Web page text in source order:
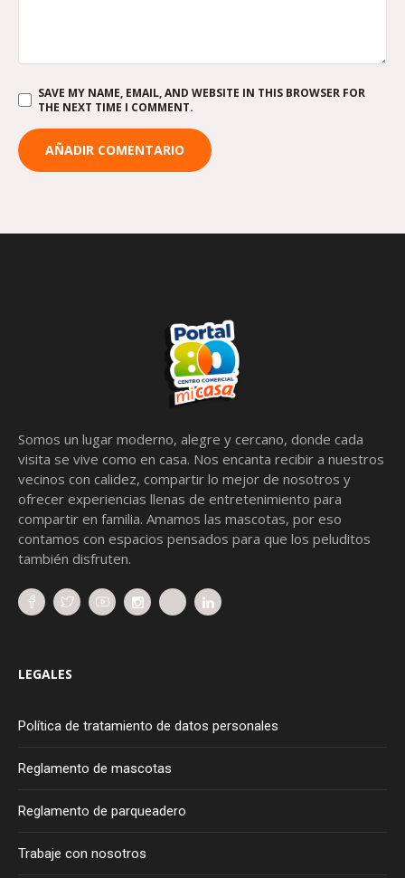
SAVE MY NAME, EMAIL, AND WEBSITE IN THIS BROWSER FOR
THE NEXT TIME I COMMENT.
Somos un lugar moderno, alegre y cercano, donde cada
visita se vive como en casa. Nos encanta recibir a nuestros
vecinos con calidez, compartir lo mejor de nosotros y
ofrecer experiencias llenas de entretenimiento para
compartir en familia. Amamos las mascotas, por eso
contamos con espacios pensados para que los peluditos
también disfruten.
LEGALES
Política de tratamiento de datos personales
Reglamento de mascotas
Reglamento de parqueadero
Trabaje con nosotros